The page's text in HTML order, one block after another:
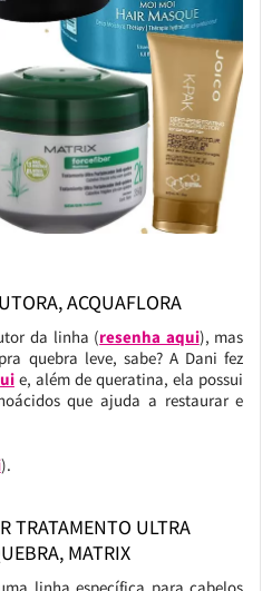
ACQUAFLORA
da linha (resenha aqui), mas
quebra leve, sabe? A Dani fez
e, além de queratina, ela possui
que ajuda a restaurar e
).
TRATAMENTO ULTRA
MATRIX